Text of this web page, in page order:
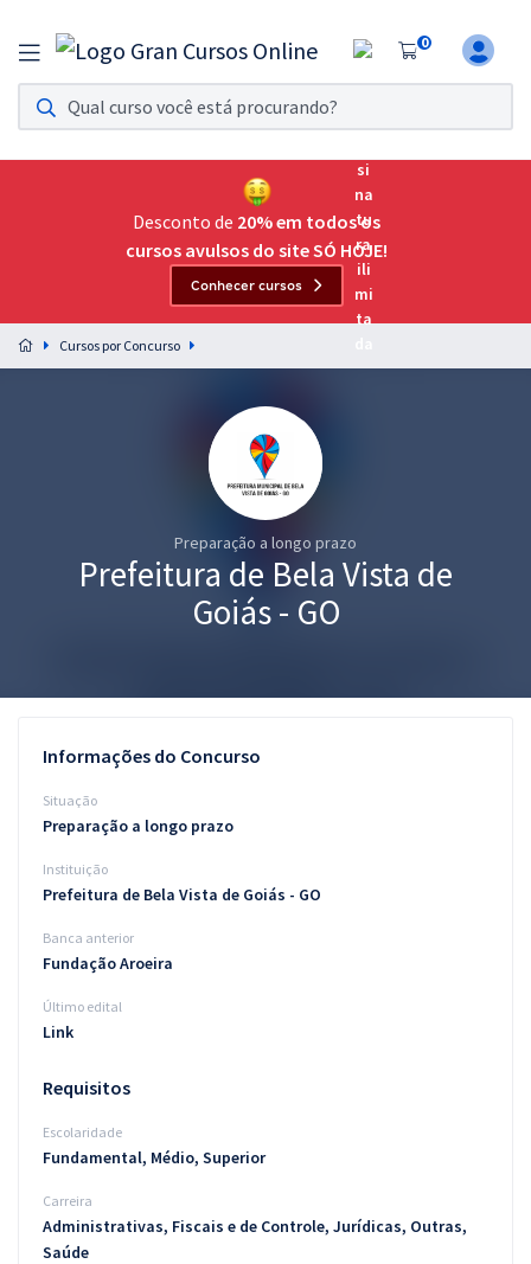
0
Assinatura Ilimitada 11
Acesso a todos os cursos. Teste grátis por 7 dias!
Assinatura OAB Até Passar
Acesso ilimitado a toda preparação para o Exame da
Preparação completa e intensiva para as principais
residências em saúde do Brasil
Conteúdo gratuito
Blog
Desconto de 20% em todos os
cursos avulsos do site SÓ HOJE!
Conhecer cursos
Cursos por Concurso
Preparação a longo prazo
Prefeitura de Bela Vista de
Goiás - GO
Informações do Concurso
Situação
Preparação a longo prazo
Instituição
Prefeitura de Bela Vista de Goiás - GO
Banca anterior
Fundação Aroeira
Último edital
Link
Requisitos
Escolaridade
Fundamental, Médio, Superior
Carreira
Administrativas, Fiscais e de Controle, Jurídicas, Outras,
Saúde